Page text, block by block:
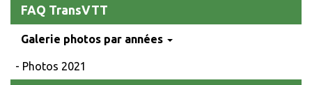
FAQ TransVTT
Galerie photos par années
Photos 2021